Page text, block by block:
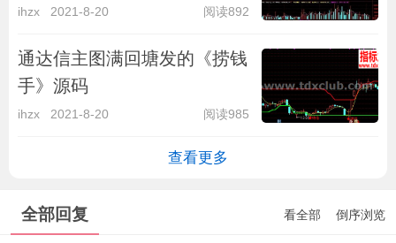
ihzx 2021-8-20 阅读892
通达信主图满回塘发的《捞钱
手》源码
ihzx 2021-8-20 阅读985
查看更多
全部回复 看全部 倒序浏览